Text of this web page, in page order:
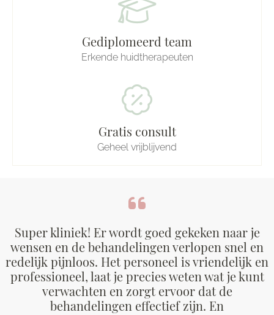
Gediplomeerd team
Erkende huidtherapeuten
Gratis consult
Geheel vrijblijvend
Super kliniek! Er wordt goed gekeken naar je
wensen en de behandelingen verlopen snel en
redelijk pijnloos. Het personeel is vriendelijk en
professioneel, laat je precies weten wat je kunt
verwachten en zorgt ervoor dat de
behandelingen effectief zijn. En